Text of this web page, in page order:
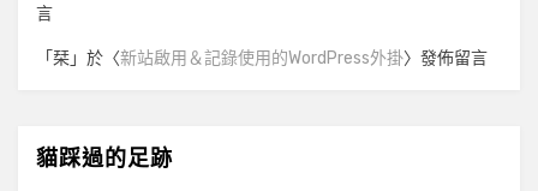
言
「栞」於〈新站啟用＆記錄使用的WordPress外掛〉發佈留言
貓踩過的足跡